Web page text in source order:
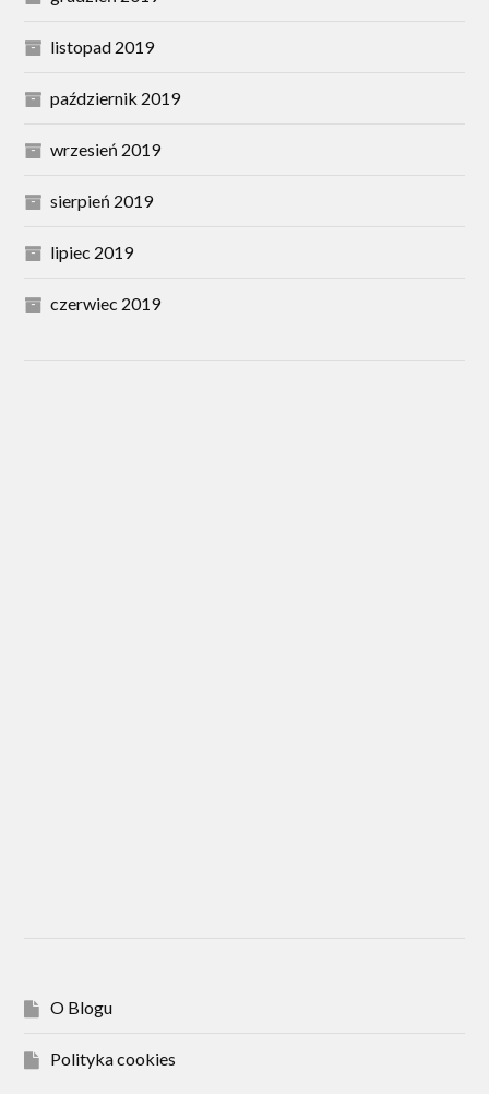
listopad 2019
październik 2019
wrzesień 2019
sierpień 2019
lipiec 2019
czerwiec 2019
O Blogu
Polityka cookies